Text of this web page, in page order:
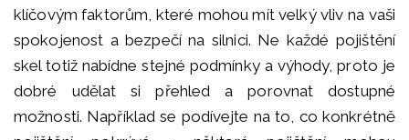
klíčovým faktorům, které mohou mít velký vliv na vaši
spokojenost a bezpečí na silnici. Ne každé pojištění
skel totiž nabídne stejné podmínky a výhody, proto je
dobré udělat si přehled a porovnat dostupné
možnosti. Například se podívejte na to, co konkrétně